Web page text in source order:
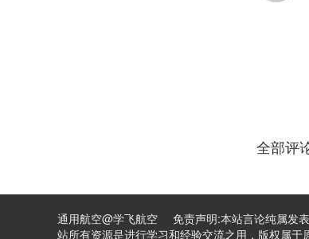
全部评
通用航空@学飞航空 免责声明:本站言论纯属发表
站所有资源是进行学习和经验交流之用，版权属于